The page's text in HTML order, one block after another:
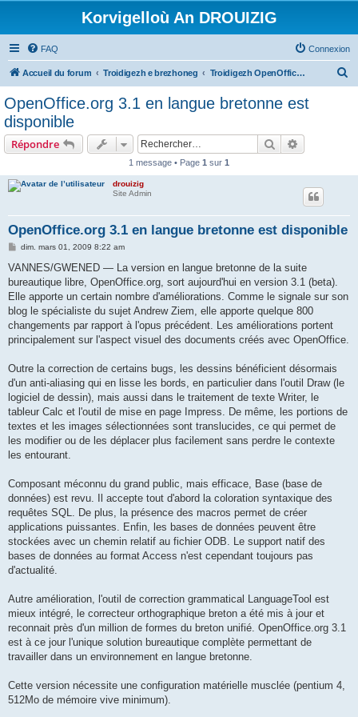
Korvigelloù An DROUIZIG
FAQ Connexion
Accueil du forum Troidigezh e brezhoneg Troidigezh OpenOffice.org e brezhoneg (1.1.x, 2.x ha 3.x)
OpenOffice.org 3.1 en langue bretonne est
disponible
Répondre Rechercher
1 message • Page 1 sur 1
drouizig
Site Admin
OpenOffice.org 3.1 en langue bretonne est disponible
M
s
a
g
dim. mars 01, 2009 8:22 am
VANNES/GWENED — La version en langue bretonne de la suite
bureautique libre, OpenOffice.org, sort aujourd'hui en version 3.1 (beta).
Elle apporte un certain nombre d'améliorations. Comme le signale sur son
blog le spécialiste du sujet Andrew Ziem, elle apporte quelque 800
changements par rapport à l'opus précédent. Les améliorations portent
principalement sur l'aspect visuel des documents créés avec OpenOffice.
Outre la correction de certains bugs, les dessins bénéficient désormais
d'un anti-aliasing qui en lisse les bords, en particulier dans l'outil Draw (le
logiciel de dessin), mais aussi dans le traitement de texte Writer, le
tableur Calc et l'outil de mise en page Impress. De même, les portions de
textes et les images sélectionnées sont translucides, ce qui permet de
les modifier ou de les déplacer plus facilement sans perdre le contexte
les entourant.
Composant méconnu du grand public, mais efficace, Base (base de
données) est revu. Il accepte tout d'abord la coloration syntaxique des
requêtes SQL. De plus, la présence des macros permet de créer
applications puissantes. Enfin, les bases de données peuvent être
stockées avec un chemin relatif au fichier ODB. Le support natif des
bases de données au format Access n'est cependant toujours pas
d'actualité.
Autre amélioration, l'outil de correction grammatical LanguageTool est
mieux intégré, le correcteur orthographique breton a été mis à jour et
reconnait près d'un million de formes du breton unifié. OpenOffice.org 3.1
est à ce jour l'unique solution bureautique complète permettant de
travailler dans un environnement en langue bretonne.
Cette version nécessite une configuration matérielle musclée (pentium 4,
512Mo de mémoire vive minimum).